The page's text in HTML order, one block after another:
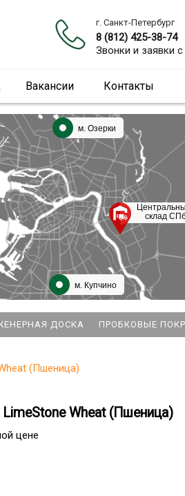
г. Санкт-Петербург
8 (812) 425-38-74
Звонки и заявки
Вакансии Контакты
м. Озерки
м. Купчино
склад
ДОСКА ПРОБКОВЫЕ
(Пшеница)
Wheat (Пшеница)
цене